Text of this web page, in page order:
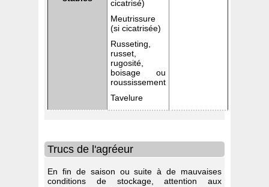
cicatrisé)
Meutrissure
(si cicatrisée)
Russeting,
russet,
rugosité,
boisage ou
roussissement
Tavelure
Trucs de l'agréeur
En fin de saison ou suite à de mauvaises
conditions de stockage, attention aux